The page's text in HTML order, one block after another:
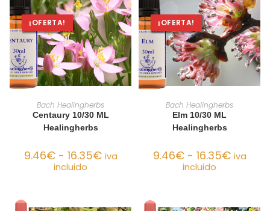
¡OFERTA!
SELECCIONAR OPCIONES
Bach Healingherbs
Centaury 10/30 ML
Healingherbs
9.46€ - 16.35€ iva
incluido
¡OFERTA!
SELECCIONAR OPCIONES
Bach Healingherbs
Elm 10/30 ML
Healingherbs
9.46€ - 16.35€ iva
incluido